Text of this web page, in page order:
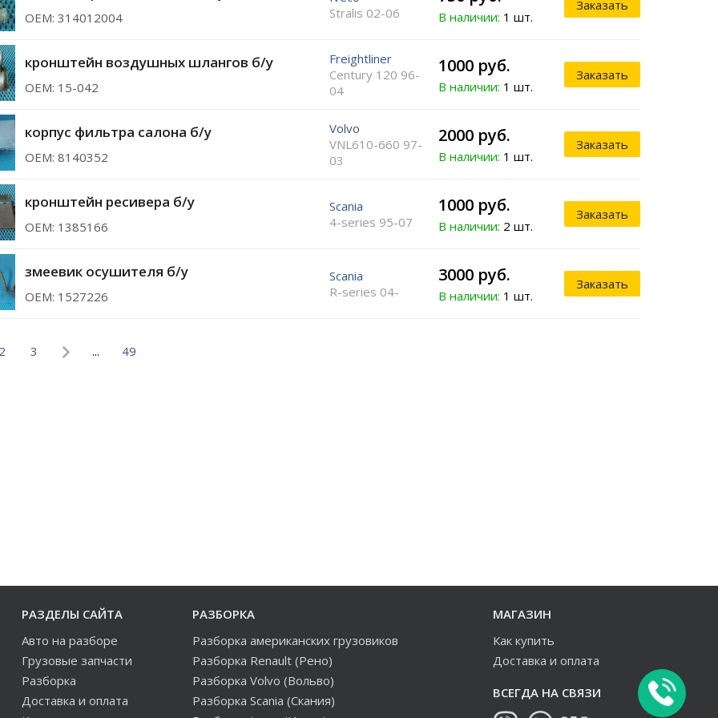
ОЕМ: 314012004
Stralis 02-06
В наличии: 1 шт.
Заказать
кронштейн воздушных шлангов б/у
ОЕМ: 15-042
Freightliner
Century 120 96-
04
1000 руб.
В наличии: 1 шт.
Заказать
корпус фильтра салона б/у
ОЕМ: 8140352
Volvo
VNL610-660 97-
03
2000 руб.
В наличии: 1 шт.
Заказать
кронштейн ресивера б/у
ОЕМ: 1385166
Scania
4-series 95-07
1000 руб.
В наличии: 2 шт.
Заказать
змеевик осушителя б/у
ОЕМ: 1527226
Scania
R-series 04-
3000 руб.
В наличии: 1 шт.
Заказать
3 ... 49
РАЗДЕЛЫ САЙТА
Авто на разборе
Грузовые запчасти
Разборка
Доставка и оплата
РАЗБОРКА
Разборка американских грузовиков
Разборка Renault (Рено)
Разборка Volvo (Вольво)
Разборка Scania (Скания)
МАГАЗИН
Как купить
Доставка и оплата
ВСЕГДА НА СВЯЗИ